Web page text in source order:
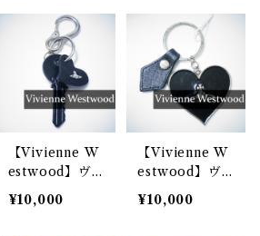
【Vivienne W
estwood】ヴ
ィヴィアンウエ
ストウッド KE
¥10,000
【Vivienne W
estwood】ヴ
ィヴィアンウエ
ストウッド MI
¥10,000